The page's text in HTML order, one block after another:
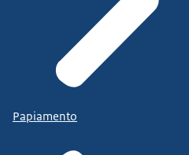
Papiamento